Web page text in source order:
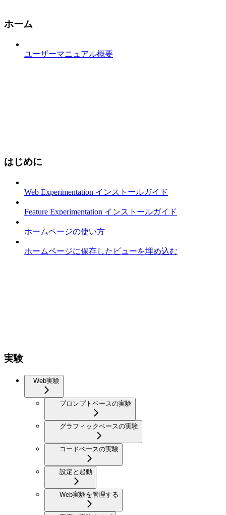
ホーム
ユーザーマニュアル概要
はじめに
Web Experimentation インストールガイド
Feature Experimentation インストールガイド
ホームページの使い方
ホームページに保存したビューを埋め込む
実験
Web実験
プロンプトベースの実験
グラフィックベースの実験
コードベースの実験
設定と起動
Web実験を管理する